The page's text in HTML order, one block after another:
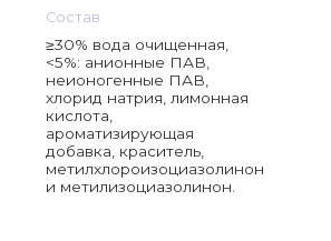
Состав
≥30% вода очищенная,
<5%: анионные ПАВ,
неионогенные ПАВ,
хлорид натрия, лимонная
кислота,
ароматизирующая
добавка, краситель,
метилхлороизоциазолинон
и метилизоциазолинон.